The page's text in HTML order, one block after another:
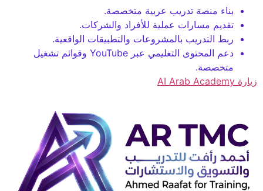
بناء منصة تدريب عربية متخصصة.
تقديم مسارات عملية للأفراد والشركات.
ربط التدريب بالمشروعات والتطبيقات الواقعية.
دعم المحتوى التعليمي عبر YouTube وقوائم تشغيل
متخصصة.
زيارة AI Arab Academy